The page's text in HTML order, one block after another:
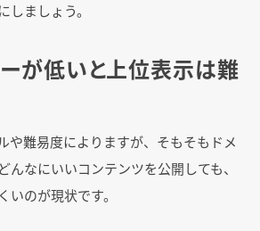
しましょう。
が低いと上位表示は難
や難易度によりますが、そもそもドメ
んなにいいコンテンツを公開しても、
いのが現状です。